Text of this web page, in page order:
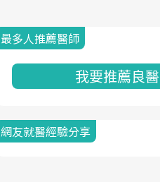
最多人推薦醫師
我要推薦良醫
網友就醫經驗分享